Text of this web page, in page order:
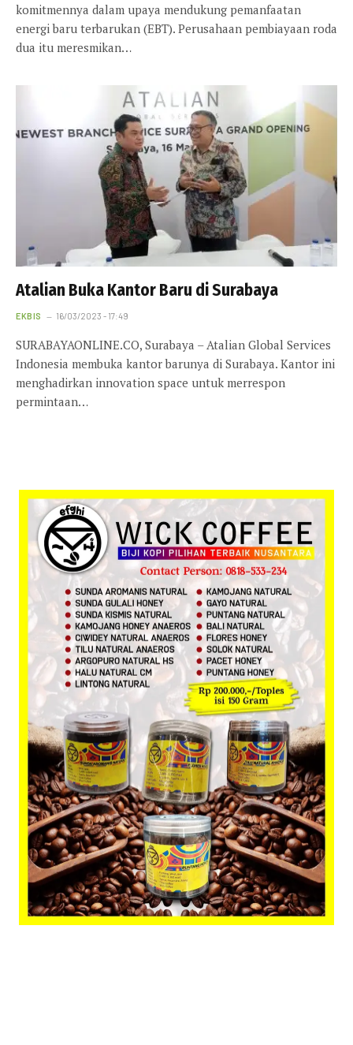
komitmennya dalam upaya mendukung pemanfaatan
energi baru terbarukan (EBT). Perusahaan pembiayaan roda
dua itu meresmikan…
Atalian Buka Kantor Baru di Surabaya
EKBIS 16/03/2023 - 17:49
SURABAYAONLINE.CO, Surabaya – Atalian Global Services
Indonesia membuka kantor barunya di Surabaya. Kantor ini
menghadirkan innovation space untuk merrespon
permintaan…